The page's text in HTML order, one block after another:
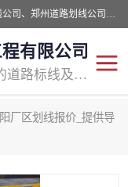
周口中为交通设施工程有限公司是一家洛阳道路划线公司、郑州道路划线公司、平顶山道路车位划线公司、开封车位划线公司、许昌道路车位划线公司、漯河道路车位划线公司，公司始终坚持“诚信、匠心、专注”的宗旨；我们的经营理念是：的服务。
有限公司
专注道路标线施工，专业的道路标线及交通设施施工服务商!
厂区划线报价_提供导
线